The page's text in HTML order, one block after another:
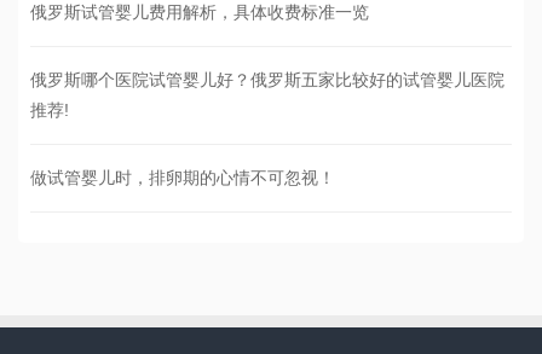
俄罗斯试管婴儿费用解析，具体收费标准一览
俄罗斯哪个医院试管婴儿好？俄罗斯五家比较好的试管婴儿医院
推荐!
做试管婴儿时，排卵期的心情不可忽视！